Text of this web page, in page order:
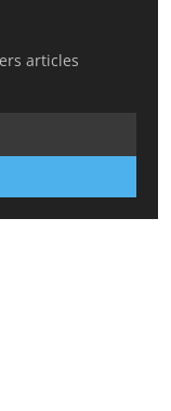
articles